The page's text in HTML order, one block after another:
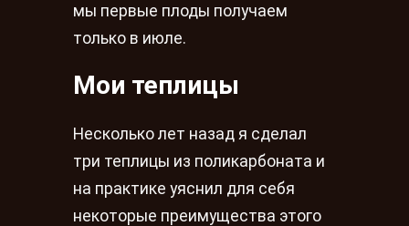
мы первые плоды получаем
только в июле.
Мои теплицы
Несколько лет назад я сделал
три теплицы из поликарбоната и
на практике уяснил для себя
некоторые преимущества этого